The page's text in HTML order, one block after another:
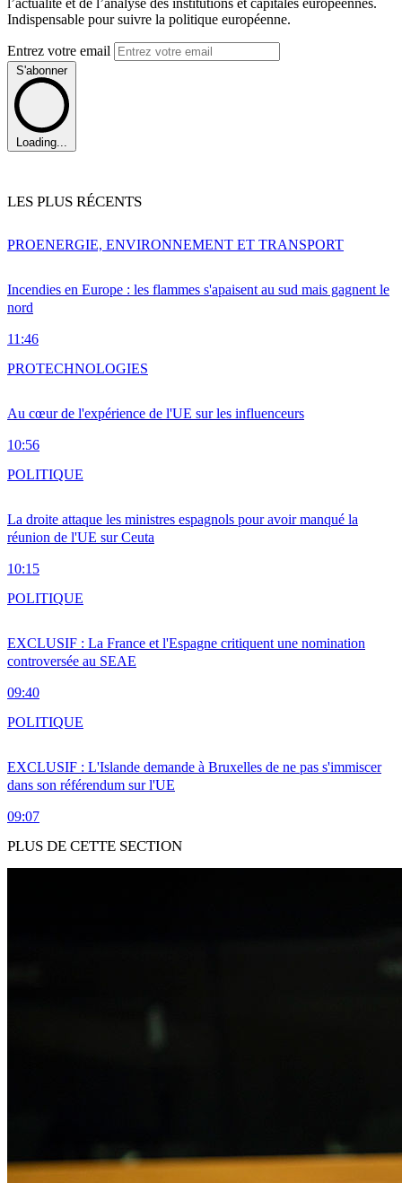
l’actualité et de l’analyse des institutions et capitales européennes.
Indispensable pour suivre la politique européenne.
Entrez votre email
S'abonner
Loading...
LES PLUS RÉCENTS
Incendies en Europe : les flammes s'apaisent au sud mais gagnent le
nord
11:46
PROENERGIE, ENVIRONNEMENT ET TRANSPORT
Au cœur de l'expérience de l'UE sur les influenceurs
10:56
PROTECHNOLOGIES
La droite attaque les ministres espagnols pour avoir manqué la
réunion de l'UE sur Ceuta
10:15
POLITIQUE
EXCLUSIF : La France et l'Espagne critiquent une nomination
controversée au SEAE
09:40
POLITIQUE
EXCLUSIF : L'Islande demande à Bruxelles de ne pas s'immiscer
dans son référendum sur l'UE
09:07
POLITIQUE
PLUS DE CETTE SECTION